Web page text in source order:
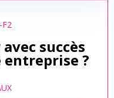
succès
entreprise ?